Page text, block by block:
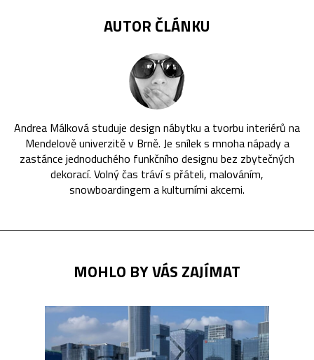
AUTOR ČLÁNKU
Andrea Málková studuje design nábytku a tvorbu interiérů na
Mendelově univerzitě v Brně. Je snílek s mnoha nápady a
zastánce jednoduchého funkčního designu bez zbytečných
dekorací. Volný čas tráví s přáteli, malováním,
snowboardingem a kulturními akcemi.
MOHLO BY VÁS ZAJÍMAT